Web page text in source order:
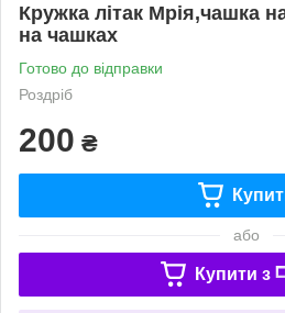
Кружка літак Мрія,чашка
на чашках
Готово до відправки
Роздріб
200 ₴
або
Купити з